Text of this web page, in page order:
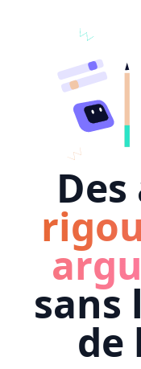
sans
de